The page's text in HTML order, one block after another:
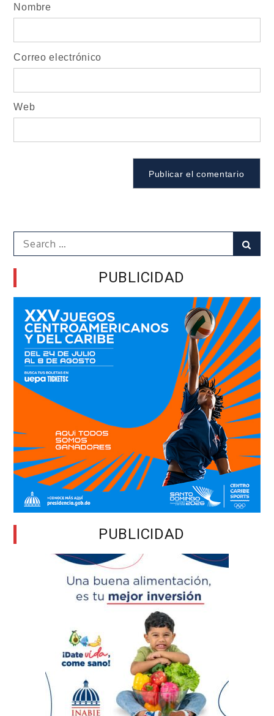
Nombre
Correo electrónico
Web
Search
for:
PUBLICIDAD
PUBLICIDAD